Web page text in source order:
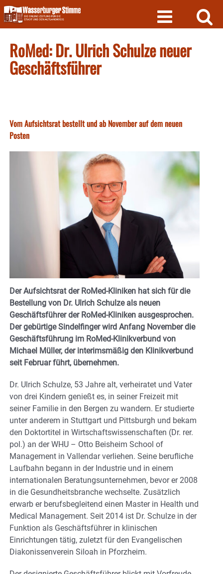
Skip
to
content
RoMed: Dr. Ulrich Schulze neuer
Geschäftsführer
Vom Aufsichtsrat bestellt und ab November auf dem neuen
Posten
Der Aufsichtsrat der RoMed-Kliniken hat sich für die
Bestellung von Dr. Ulrich Schulze als neuen
Geschäftsführer der RoMed-Kliniken ausgesprochen.
Der gebürtige Sindelfinger wird Anfang November die
Geschäftsführung im RoMed-Klinikverbund von
Michael Müller, der interimsmäßig den Klinikverbund
seit Februar führt, übernehmen.
Dr. Ulrich Schulze, 53 Jahre alt, verheiratet und Vater
von drei Kindern genießt es, in seiner Freizeit mit
seiner Familie in den Bergen zu wandern. Er studierte
unter anderem in Stuttgart und Pittsburgh und bekam
den Doktortitel in Wirtschaftswissenschaften (Dr. rer.
pol.) an der WHU – Otto Beisheim School of
Management in Vallendar verliehen. Seine berufliche
Laufbahn begann in der Industrie und in einem
internationalen Beratungsunternehmen, bevor er 2008
in die Gesundheitsbranche wechselte. Zusätzlich
erwarb er berufsbegleitend einen Master in Health und
Medical Management. Seit 2014 ist Dr. Schulze in der
Funktion als Geschäftsführer in klinischen
Einrichtungen tätig, zuletzt für den Evangelischen
Diakonissenverein Siloah in Pforzheim.